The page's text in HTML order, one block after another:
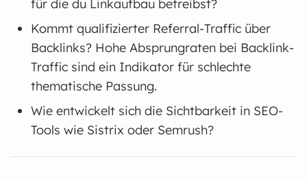
für die du Linkaufbau betreibst?
Kommt qualifizierter Referral-Traffic über
Backlinks? Hohe Absprungraten bei Backlink-
Traffic sind ein Indikator für schlechte
thematische Passung.
Wie entwickelt sich die Sichtbarkeit in SEO-
Tools wie Sistrix oder Semrush?